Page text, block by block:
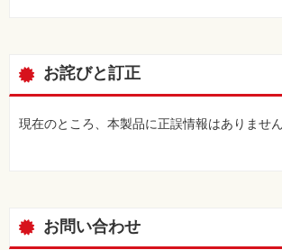
お詫びと訂正
現在のところ、本製品に正誤情報はありません
お問い合わせ